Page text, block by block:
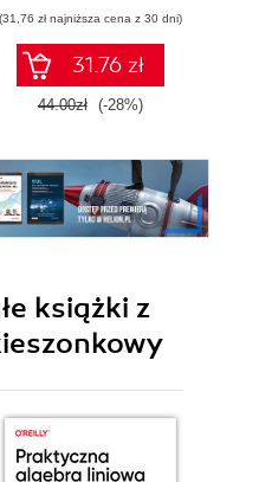
(31,76 zł najniższa cena z 30 dni)
31.76 zł
44.00zł (-28%)
książki z